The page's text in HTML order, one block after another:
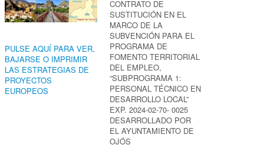
PULSE AQUÍ PARA VER,
BAJARSE O IMPRIMIR
LAS ESTRATEGIAS DE
PROYECTOS
EUROPEOS
CONTRATO DE
SUSTITUCIÓN EN EL
MARCO DE LA
SUBVENCIÓN PARA EL
PROGRAMA DE
FOMENTO TERRITORIAL
DEL EMPLEO,
“SUBPROGRAMA 1:
PERSONAL TÉCNICO EN
DESARROLLO LOCAL”
EXP. 2024-02-70- 0025
DESARROLLADO POR
EL AYUNTAMIENTO DE
OJÓS